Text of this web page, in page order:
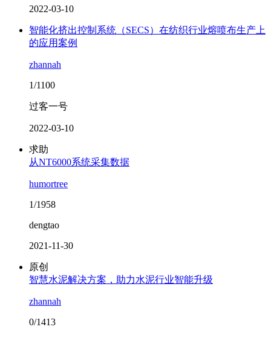
2022-03-10
智能化挤出控制系统（SECS）在纺织行业熔喷布生产上
的应用案例
zhannah
1/1100
过客一号
2022-03-10
求助
从NT6000系统采集数据
humortree
1/1958
dengtao
2021-11-30
原创
智慧水泥解决方案，助力水泥行业智能升级
zhannah
0/1413